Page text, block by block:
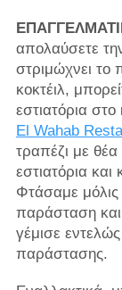
απολαύσετε
στριμώχνει το
κοκτέιλ,
εστιατόρια
El Wahab
τραπέζι με
εστιατόρια
Φτάσαμε
παράσταση
γέμισε
παράστασης.